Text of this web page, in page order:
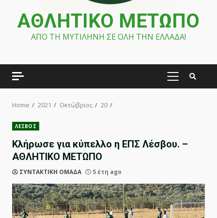
ΑΘΛΗΤΙΚΟ ΜΕΤΩΠΟ
ΑΠΟ ΤΗ ΜΥΤΙΛΗΝΗ ΣΕ ΟΛΗ ΤΗΝ ΕΛΛΑΔΑ!
PRIMARY
Home 2021 Οκτώβριος 20
ΛΕΣΒΟΣ
Κλήρωσε για κύπελλο η ΕΠΣ Λέσβου. –
ΑΘΛΗΤΙΚΟ ΜΕΤΩΠΟ
ΣΥΝΤΑΚΤΙΚΗ ΟΜΑΔΑ 5 έτη ago